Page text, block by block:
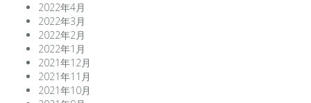
2022年4月
2022年3月
2022年2月
2022年1月
2021年12月
2021年11月
2021年10月